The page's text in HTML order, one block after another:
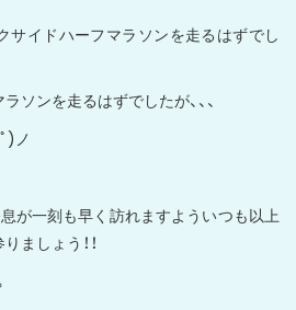
サイドハーフマラソンを走るはずでし
ソンを走るはずでしたが、、、
)ノ
が一刻も早く訪れますよういつも以上
ましょう！！